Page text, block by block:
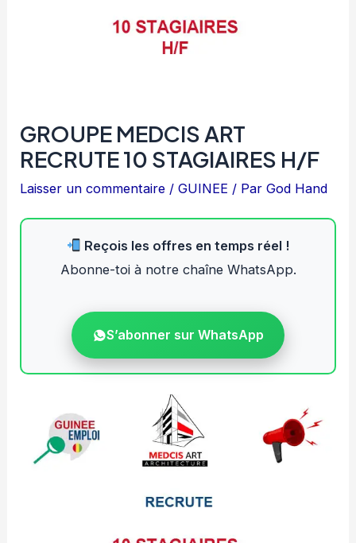
GROUPE MEDCIS ART
RECRUTE 10 STAGIAIRES H/F
Laisser un commentaire /GUINEE / ParGod Hand
Reçois les offres en temps réel !
Abonne-toi à notre chaîne WhatsApp.
S’abonner sur WhatsApp